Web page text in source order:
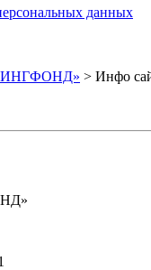
данных
> Инфо